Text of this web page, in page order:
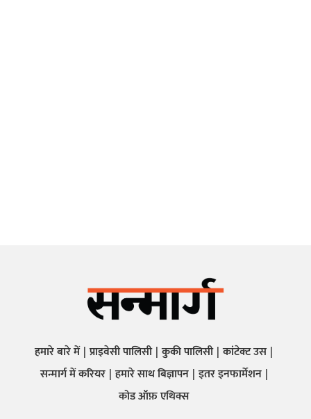
हमारे बारे में प्राइवेसी पालिसी कुकी पालिसी कांटेक्ट उस
सन्मार्ग में करियर हमारे साथ बिज्ञापन इतर इनफार्मेशन
कोड ऑफ़ एथिक्स